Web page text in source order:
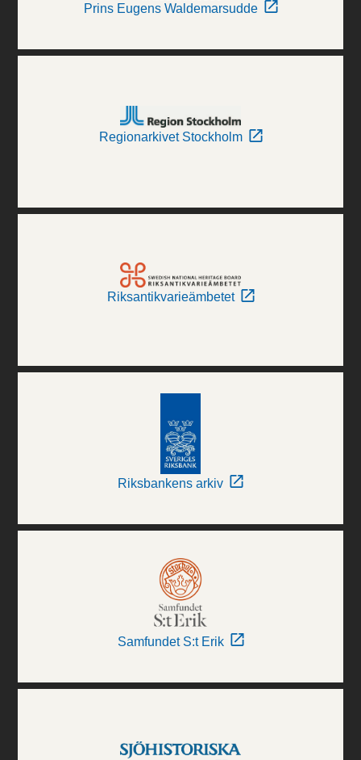
Prins Eugens Waldemarsudde
Regionarkivet Stockholm
Riksantikvarieämbetet
Riksbankens arkiv
Samfundet S:t Erik